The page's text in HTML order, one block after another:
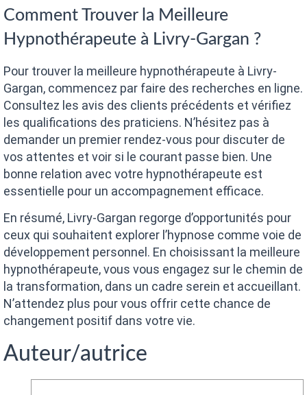
Comment Trouver la Meilleure
Hypnothérapeute à Livry-Gargan ?
Pour trouver la meilleure hypnothérapeute à Livry-
Gargan, commencez par faire des recherches en ligne.
Consultez les avis des clients précédents et vérifiez
les qualifications des praticiens. N’hésitez pas à
demander un premier rendez-vous pour discuter de
vos attentes et voir si le courant passe bien. Une
bonne relation avec votre hypnothérapeute est
essentielle pour un accompagnement efficace.
En résumé, Livry-Gargan regorge d’opportunités pour
ceux qui souhaitent explorer l’hypnose comme voie de
développement personnel. En choisissant la meilleure
hypnothérapeute, vous vous engagez sur le chemin de
la transformation, dans un cadre serein et accueillant.
N’attendez plus pour vous offrir cette chance de
changement positif dans votre vie.
Auteur/autrice